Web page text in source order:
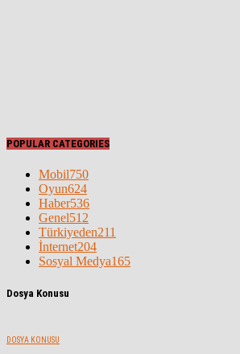
POPULAR CATEGORIES
Mobil750
Oyun624
Haber536
Genel512
Türkiyeden211
İnternet204
Sosyal Medya165
Dosya Konusu
DOSYA KONUSU